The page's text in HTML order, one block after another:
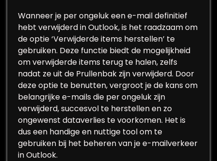
Wanneer je per ongeluk een e-mail definitief
hebt verwijderd in Outlook, is het raadzaam om
de optie ‘Verwijderde items herstellen’ te
gebruiken. Deze functie biedt de mogelijkheid
om verwijderde items terug te halen, zelfs
nadat ze uit de Prullenbak zijn verwijderd. Door
deze optie te benutten, vergroot je de kans om
belangrijke e-mails die per ongeluk zijn
verwijderd, succesvol te herstellen en zo
ongewenst dataverlies te voorkomen. Het is
dus een handige en nuttige tool om te
gebruiken bij het beheren van je e-mailverkeer
in Outlook.